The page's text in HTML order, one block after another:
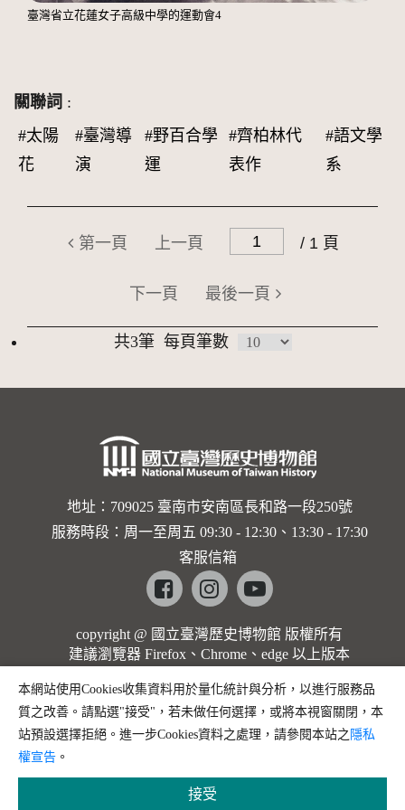
臺灣省立花蓮女子高級中學的運動會4
關聯詞 :
#太陽
花
#臺灣導
演
#野百合學
運
#齊柏林代
表作
#語文學
系
第一頁 上一頁 / 1 頁
下一頁 最後一頁
共3筆 每頁筆數
地址：709025 臺南市安南區長和路一段250號
服務時段：周一至周五 09:30 - 12:30、13:30 - 17:30
客服信箱
Facebookinstagramyoutube
copyright @ 國立臺灣歷史博物館 版權所有
建議瀏覽器 Firefox、Chrome、edge 以上版本
本網站使用Cookies收集資料用於量化統計與分析，以進行服務品
質之改善。請點選"接受"，若未做任何選擇，或將本視窗關閉，本
站預設選擇拒絕。進一步Cookies資料之處理，請參閱本站之 隱私
權宣告 。
接受